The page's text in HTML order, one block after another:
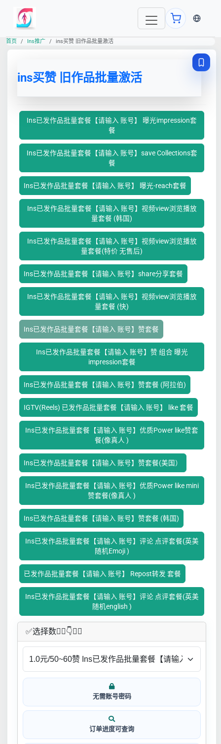
当前语
首页 Ins推广 ins买赞 旧作品批量激活
ins买赞 旧作品批量激活
Ins已发作品批量套餐【请输入 账号】 曝光impression套
餐
Ins已发作品批量套餐【请输入 账号】save Collections套
餐
Ins已发作品批量套餐【请输入 账号】 曝光-reach套餐
Ins已发作品批量套餐【请输入 账号】视频view浏览播放
量套餐 (韩国)
Ins已发作品批量套餐【请输入 账号】视频view浏览播放
量套餐(特价 无售后)
Ins已发作品批量套餐【请输入 账号】share分享套餐
Ins已发作品批量套餐【请输入 账号】视频view浏览播放
量套餐 (快)
Ins已发作品批量套餐【请输入 账号】赞套餐
Ins已发作品批量套餐【请输入 账号】赞 组合 曝光
impression套餐
Ins已发作品批量套餐【请输入 账号】赞套餐 (阿拉伯)
IGTV(Reels) 已发作品批量套餐【请输入 账号】 like 套餐
Ins已发作品批量套餐【请输入 账号】优质Power like赞套
餐(像真人 )
Ins已发作品批量套餐【请输入 账号】赞套餐(美国）
Ins已发作品批量套餐【请输入 账号】优质Power like mini
赞套餐(像真人 )
Ins已发作品批量套餐【请输入 账号】赞套餐 (韩国)
Ins已发作品批量套餐【请输入 账号】评论 点评套餐(英美
随机Emoji )
已发作品批量套餐【请输入 账号】 Repost转发 套餐
Ins已发作品批量套餐【请输入 账号】评论 点评套餐(英美
随机english )
✅​选择数👇🏻​​👇👇🏻​​
无需账号密码
订单进度可查询